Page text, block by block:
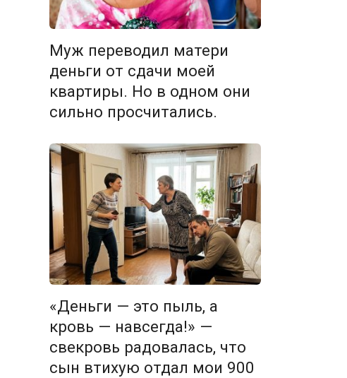
Муж переводил матери
деньги от сдачи моей
квартиры. Но в одном они
сильно просчитались.
«Деньги — это пыль, а
кровь — навсегда!» —
свекровь радовалась, что
сын втихую отдал мои 900